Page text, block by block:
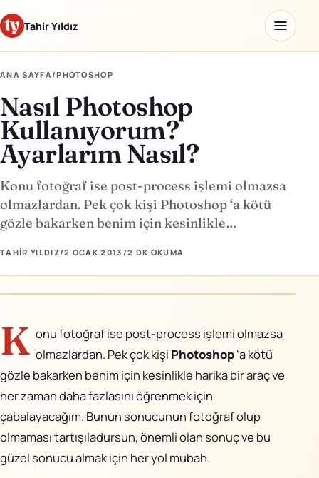
Tahir Yıldız
Ana sayfa
Blog
Hakkımda
Kaydettiklerim
Movioo
İletişim
Instagram
ANA SAYFA/PHOTOSHOP
Nasıl Photoshop
Kullanıyorum?
Ayarlarım Nasıl?
Konu fotoğraf ise post-process işlemi olmazsa
olmazlardan. Pek çok kişi Photoshop ‘a kötü
gözle bakarken benim için kesinlikle…
TAHIR YILDIZ/2 OCAK 2013 /2 DK OKUMA
K onu fotoğraf ise post-process işlemi olmazsa
olmazlardan. Pek çok kişi Photoshop‘a kötü
gözle bakarken benim için kesinlikle harika bir araç ve
her zaman daha fazlasını öğrenmek için
çabalayacağım. Bunun sonucunun fotoğraf olup
olmaması tartışıladursun, önemli olan sonuç ve bu
güzel sonucu almak için her yol mübah.